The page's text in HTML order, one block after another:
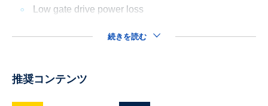
Low gate drive power loss
続きを読む
推奨コンテンツ